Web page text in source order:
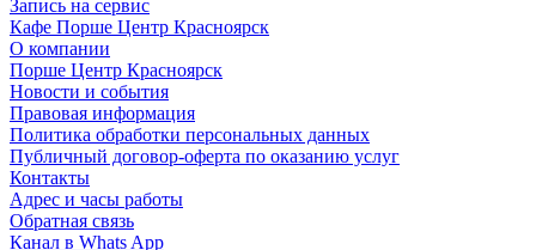
Запись на сервис
Кафе Порше Центр Красноярск
О компании
Порше Центр Красноярск
Новости и события
Правовая информация
Политика обработки персональных данных
Публичный договор-оферта по оказанию услуг
Контакты
Адрес и часы работы
Обратная связь
Канал в Whats App